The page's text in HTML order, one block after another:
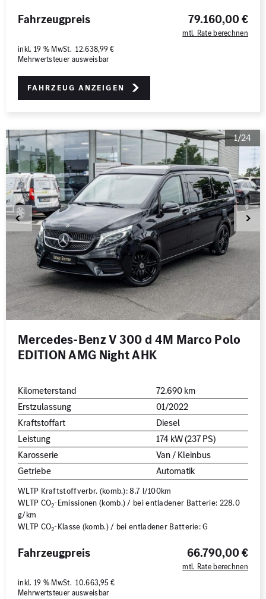
79.160,00 €
mtl. Rate berechnen
Fahrzeugpreis
inkl. 19 % MwSt. 12.638,99 €
Mehrwertsteuer ausweisbar
Fahrzeug anzeigen
1/24
Mercedes-Benz V 300 d 4M Marco Polo
EDITION AMG Night AHK
Kilometerstand
72.690 km
Erstzulassung
01/2022
Kraftstoffart
Diesel
Leistung
174 kW (237 PS)
Karosserie
Van / Kleinbus
Getriebe
Automatik
WLTP Kraftstoffverbr. (komb.): 8.7 l/100km
WLTP CO2-Emissionen (komb.) / bei entladener Batterie: 228.0
g/km
WLTP CO2-Klasse (komb.) / bei entladener Batterie: G
66.790,00 €
mtl. Rate berechnen
Fahrzeugpreis
inkl. 19 % MwSt. 10.663,95 €
Mehrwertsteuer ausweisbar